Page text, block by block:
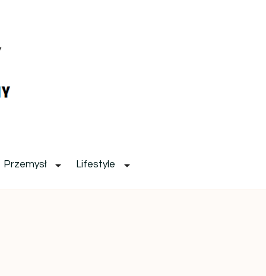
Przemysł Lifestyle